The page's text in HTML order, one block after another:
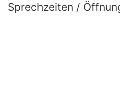
Sprechzeiten /